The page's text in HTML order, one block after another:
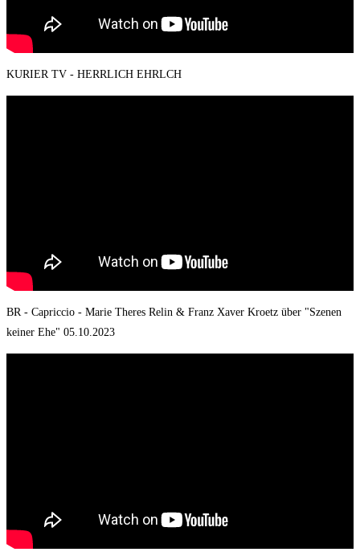
KURIER TV - HERRLICH EHRLCH
BR - Capriccio - Marie Theres Relin & Franz Xaver Kroetz über "Szenen
keiner Ehe" 05.10.2023